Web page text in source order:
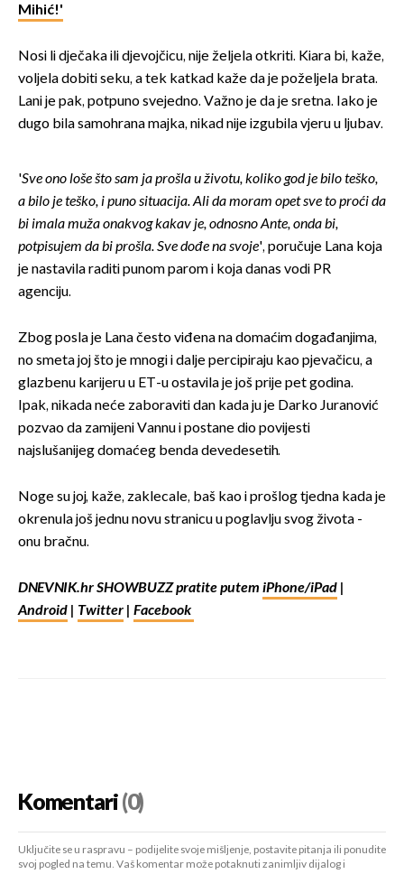
Mihić!'
Nosi li dječaka ili djevojčicu, nije željela otkriti. Kiara bi, kaže,
voljela dobiti seku, a tek katkad kaže da je poželjela brata.
Lani je pak, potpuno svejedno. Važno je da je sretna. Iako je
dugo bila samohrana majka, nikad nije izgubila vjeru u ljubav.
'Sve ono loše što sam ja prošla u životu, koliko god je bilo teško,
a bilo je teško, i puno situacija. Ali da moram opet sve to proći da
bi imala muža onakvog kakav je, odnosno Ante, onda bi,
potpisujem da bi prošla. Sve dođe na svoje', poručuje Lana koja
je nastavila raditi punom parom i koja danas vodi PR
agenciju.
Zbog posla je Lana često viđena na domaćim događanjima,
no smeta joj što je mnogi i dalje percipiraju kao pjevačicu, a
glazbenu karijeru u ET-u ostavila je još prije pet godina.
Ipak, nikada neće zaboraviti dan kada ju je Darko Juranović
pozvao da zamijeni Vannu i postane dio povijesti
najslušanijeg domaćeg benda devedesetih.
Noge su joj, kaže, zaklecale, baš kao i prošlog tjedna kada je
okrenula još jednu novu stranicu u poglavlju svog života -
onu bračnu.
DNEVNIK.hr SHOWBUZZ pratite putem iPhone/iPad |
Android | Twitter | Facebook
Komentari(0)
Uključite se u raspravu – podijelite svoje mišljenje, postavite pitanja ili ponudite
svoj pogled na temu. Vaš komentar može potaknuti zanimljiv dijalog i